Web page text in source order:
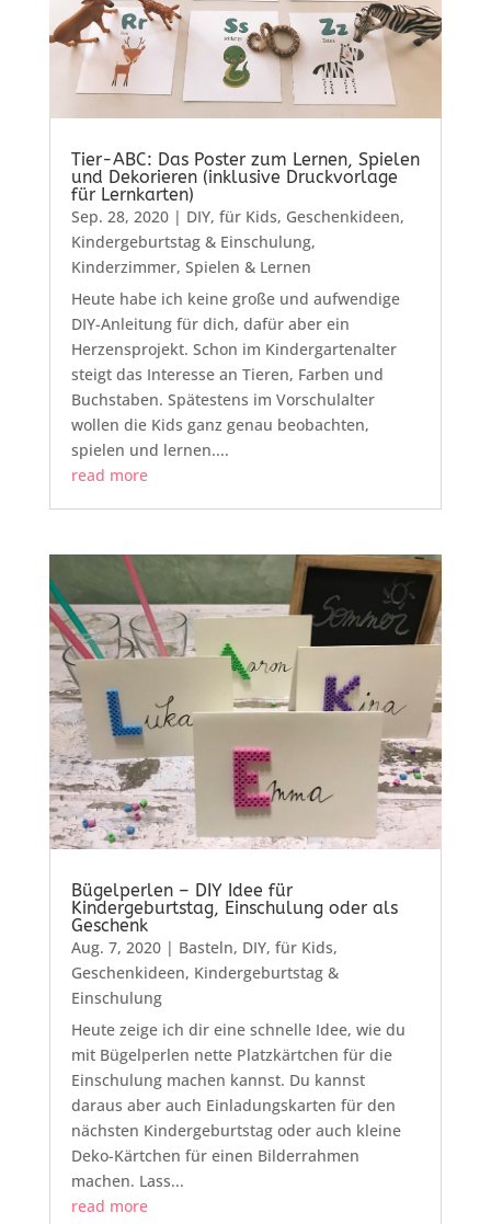
Tier-ABC: Das Poster zum Lernen, Spielen
und Dekorieren (inklusive Druckvorlage
für Lernkarten)
Sep. 28, 2020| DIY, für Kids, Geschenkideen,
Kindergeburtstag & Einschulung,
Kinderzimmer, Spielen & Lernen
Heute habe ich keine große und aufwendige
DIY-Anleitung für dich, dafür aber ein
Herzensprojekt. Schon im Kindergartenalter
steigt das Interesse an Tieren, Farben und
Buchstaben. Spätestens im Vorschulalter
wollen die Kids ganz genau beobachten,
spielen und lernen....
read more
Bügelperlen – DIY Idee für
Kindergeburtstag, Einschulung oder als
Geschenk
Aug. 7, 2020| Basteln, DIY, für Kids,
Geschenkideen, Kindergeburtstag &
Einschulung
Heute zeige ich dir eine schnelle Idee, wie du
mit Bügelperlen nette Platzkärtchen für die
Einschulung machen kannst. Du kannst
daraus aber auch Einladungskarten für den
nächsten Kindergeburtstag oder auch kleine
Deko-Kärtchen für einen Bilderrahmen
machen. Lass...
read more